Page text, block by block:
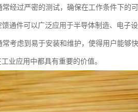
经过严密的测试，确保在工作条件下的可
通件可以广泛应用于半导体制造、电子
考虑到易于安装和维护，使得用户能够快
业应用中都具有重要的价值。